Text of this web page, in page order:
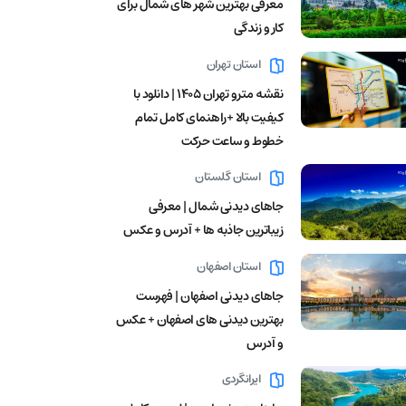
معرفی بهترین شهر های شمال برای
کار و زندگی
استان تهران
نقشه مترو تهران ۱۴۰۵ | دانلود با
کیفیت بالا +راهنمای کامل تمام
خطوط و ساعت حرکت
استان گلستان
جاهای دیدنی شمال | معرفی
زیباترین جاذبه ها + آدرس و عکس
استان اصفهان
جاهای دیدنی اصفهان | فهرست
بهترین دیدنی های اصفهان + عکس
و آدرس
ایرانگردی